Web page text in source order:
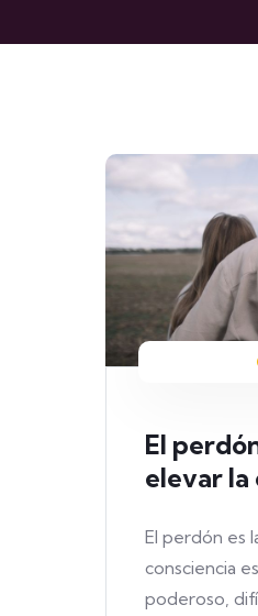
El
elevar la
El perdón es
consciencia
poderoso,